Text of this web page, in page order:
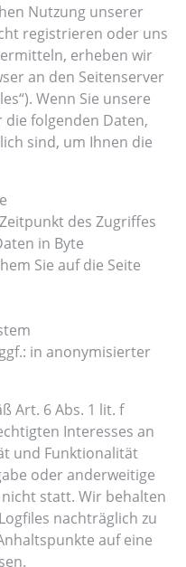
Nutzung unserer
registrieren oder uns
erheben wir
an den Seitenserver
Wenn Sie unsere
folgenden Daten,
sind, um Ihnen die
des Zugriffes
in Byte
Sie auf die Seite
in anonymisierter
Art. 6 Abs. 1 lit. f
Interesses an
und Funktionalität
oder anderweitige
statt. Wir behalten
nachträglich zu
auf eine